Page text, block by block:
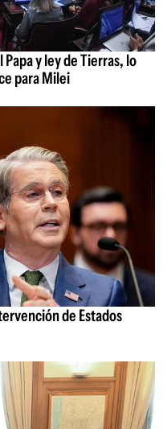
y ley de Tierras, lo
para Milei
de Estados